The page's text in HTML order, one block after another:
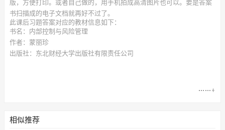
版，方便打印。或者自己做的，用手机拍成高清图片也可以。要是答案
书扫描成的电子文档就再好不过了。
此课后习题答案对应的教材信息如下：
书名：内部控制与风险管理
作者：蒙丽珍
出版社：东北财经大学出版社有限责任公司
相似推荐